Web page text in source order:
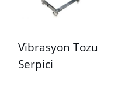
Vibrasyon Tozu
Serpici